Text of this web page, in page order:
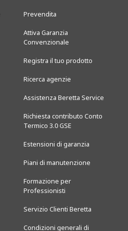
Prevendita
Attiva Garanzia
Convenzionale
Registra il tuo prodotto
Ricerca agenzie
Assistenza Beretta Service
Richiesta contributo Conto
Termico 3.0 GSE
Estensioni di garanzia
Piani di manutenzione
Formazione per
Professionisti
Servizio Clienti Beretta
Condizioni generali di